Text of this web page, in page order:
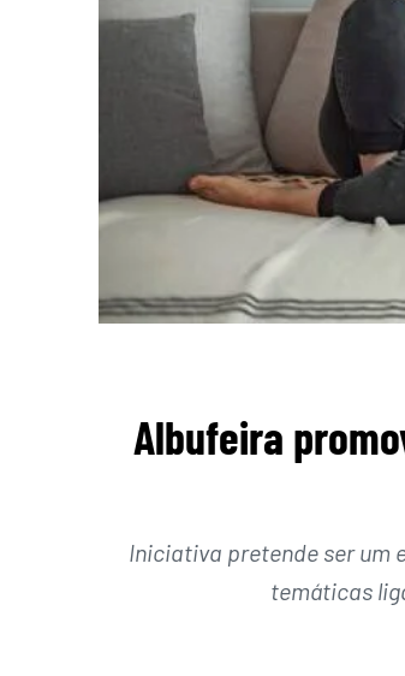
Albufeira
Iniciativa pretende ser um
temáticas